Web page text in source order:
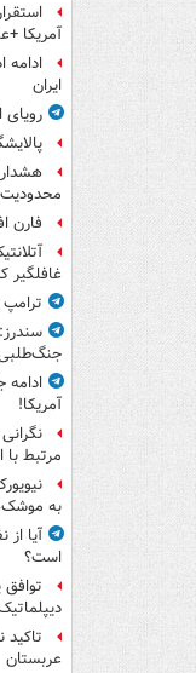
آمریکا
ادامه
ایران
رویای
هشدار
فارن
غافلگیر
آمریکا!
مرتبط با
به
آیا
است؟
عربستان